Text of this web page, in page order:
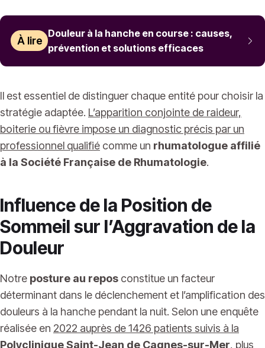
À lire
Douleur à la hanche en course : causes,
prévention et solutions efficaces
Il est essentiel de distinguer chaque entité pour choisir la
stratégie adaptée. L’apparition conjointe de raideur,
boiterie ou fièvre impose un diagnostic précis par un
professionnel qualifié comme un rhumatologue affilié
à la Société Française de Rhumatologie.
Influence de la Position de
Sommeil sur l’Aggravation de la
Douleur
Notre posture au repos constitue un facteur
déterminant dans le déclenchement et l’amplification des
douleurs à la hanche pendant la nuit. Selon une enquête
réalisée en 2022 auprès de 1426 patients suivis à la
Polyclinique Saint-Jean de Cagnes-sur-Mer, plus